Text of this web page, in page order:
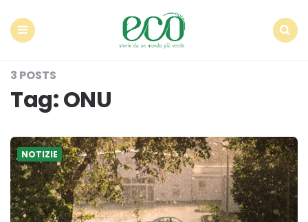
3 POSTS
Tag:ONU
NOTIZIE